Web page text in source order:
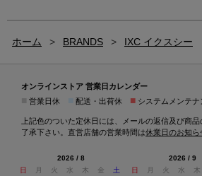
ホーム > BRANDS > IXC イクスシー
オンラインストア 営業日カレンダー
営業日休 配送・出荷休 ■ システムメンテナ
上記色のついた定休日には、メールの返信及び商
了承下さい。直営店舗の営業時間は休業日のお知ら
2026 / 8
日
月 火 水 木 金
土
2026 / 9
日
月 火 水 木